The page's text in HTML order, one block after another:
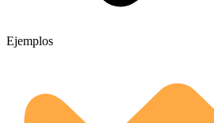
Ejemplos